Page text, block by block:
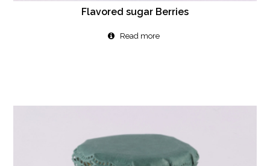
Flavored sugar Berries
Read more